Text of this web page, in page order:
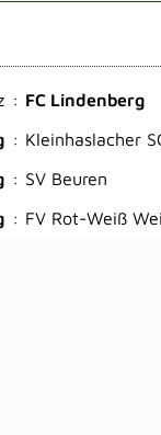
: FC Lindenberg
: Kleinhaslacher
: SV Beuren
: FV Rot-Weiß